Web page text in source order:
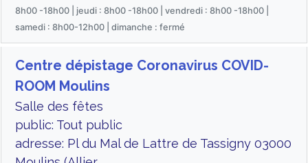
8h00 -18h00 | jeudi : 8h00 -18h00 | vendredi : 8h00 -18h00 |
samedi : 8h00-12h00 | dimanche : fermé
Centre dépistage Coronavirus COVID-
ROOM Moulins
Salle des fêtes
public: Tout public
adresse: Pl du Mal de Lattre de Tassigny 03000